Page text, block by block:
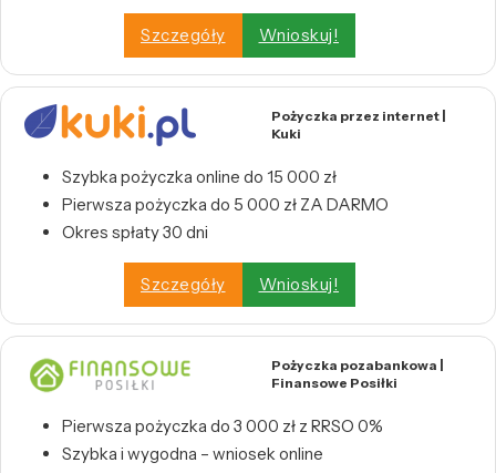
Szczegóły Wnioskuj!
Pożyczka przez internet |
Kuki
Szybka pożyczka online do 15 000 zł
Pierwsza pożyczka do 5 000 zł ZA DARMO
Okres spłaty 30 dni
Szczegóły Wnioskuj!
Pożyczka pozabankowa |
Finansowe Posiłki
Pierwsza pożyczka do 3 000 zł z RRSO 0%
Szybka i wygodna – wniosek online